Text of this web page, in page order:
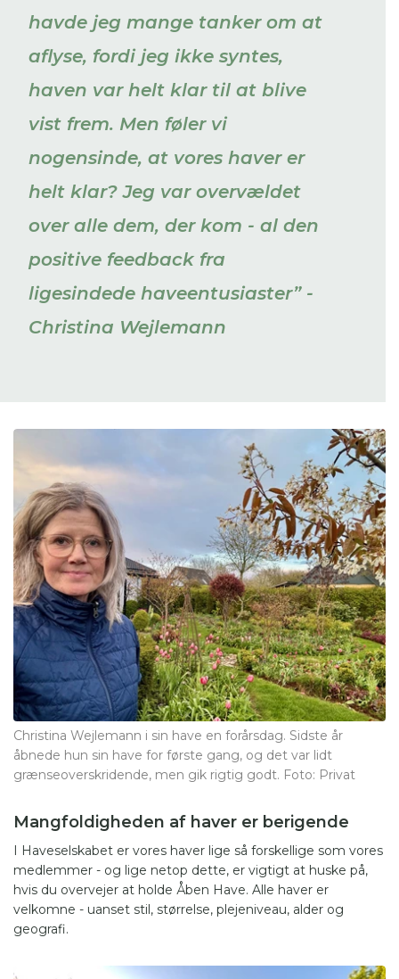
havde jeg mange tanker om at
aflyse, fordi jeg ikke syntes,
haven var helt klar til at blive
vist frem. Men føler vi
nogensinde, at vores haver er
helt klar? Jeg var overvældet
over alle dem, der kom - al den
positive feedback fra
ligesindede haveentusiaster” -
Christina Wejlemann
Christina Wejlemann i sin have en forårsdag. Sidste år
åbnede hun sin have for første gang, og det var lidt
grænseoverskridende, men gik rigtig godt. Foto: Privat
Mangfoldigheden af haver er berigende
I Haveselskabet er vores haver lige så forskellige som vores
medlemmer - og lige netop dette, er vigtigt at huske på,
hvis du overvejer at holde Åben Have. Alle haver er
velkomne - uanset stil, størrelse, plejeniveau, alder og
geografi.